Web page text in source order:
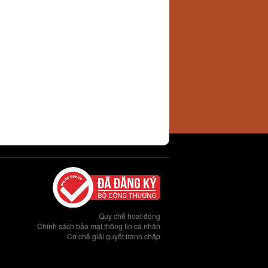
Quy chế hoạt động
Chính sách bảo mật thông tin cá nhân
Cơ chế giải quyết tranh chấp